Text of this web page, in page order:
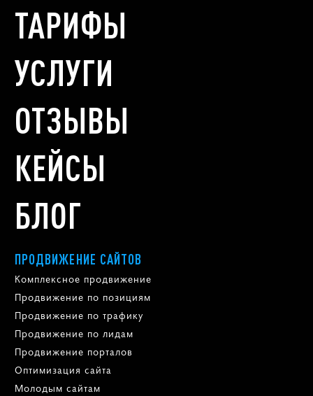
ТАРИФЫ
УСЛУГИ
ОТЗЫВЫ
КЕЙСЫ
БЛОГ
ПРОДВИЖЕНИЕ САЙТОВ
Комплексное продвижение
Продвижение по позициям
Продвижение по трафику
Продвижение по лидам
Продвижение порталов
Оптимизация сайта
Молодым сайтам